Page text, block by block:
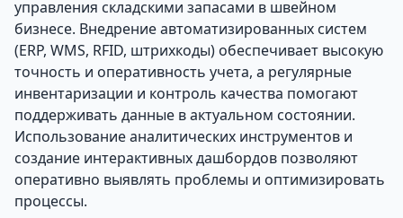
управления складскими запасами в швейном
бизнесе. Внедрение автоматизированных систем
(ERP, WMS, RFID, штрихкоды) обеспечивает высокую
точность и оперативность учета, а регулярные
инвентаризации и контроль качества помогают
поддерживать данные в актуальном состоянии.
Использование аналитических инструментов и
создание интерактивных дашбордов позволяют
оперативно выявлять проблемы и оптимизировать
процессы.